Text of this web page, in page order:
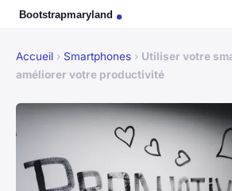
Accueil › Smartphones › Utiliser votre
améliorer votre productivité